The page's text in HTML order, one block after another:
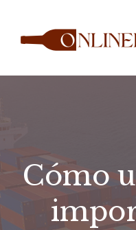
contenido
Cómo